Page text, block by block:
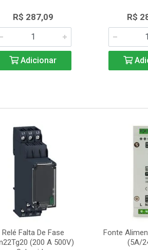
R$ 287,09
Adicionar
R$
Relé Falta De Fase
(200 A 500V)
Fonte
(5A/